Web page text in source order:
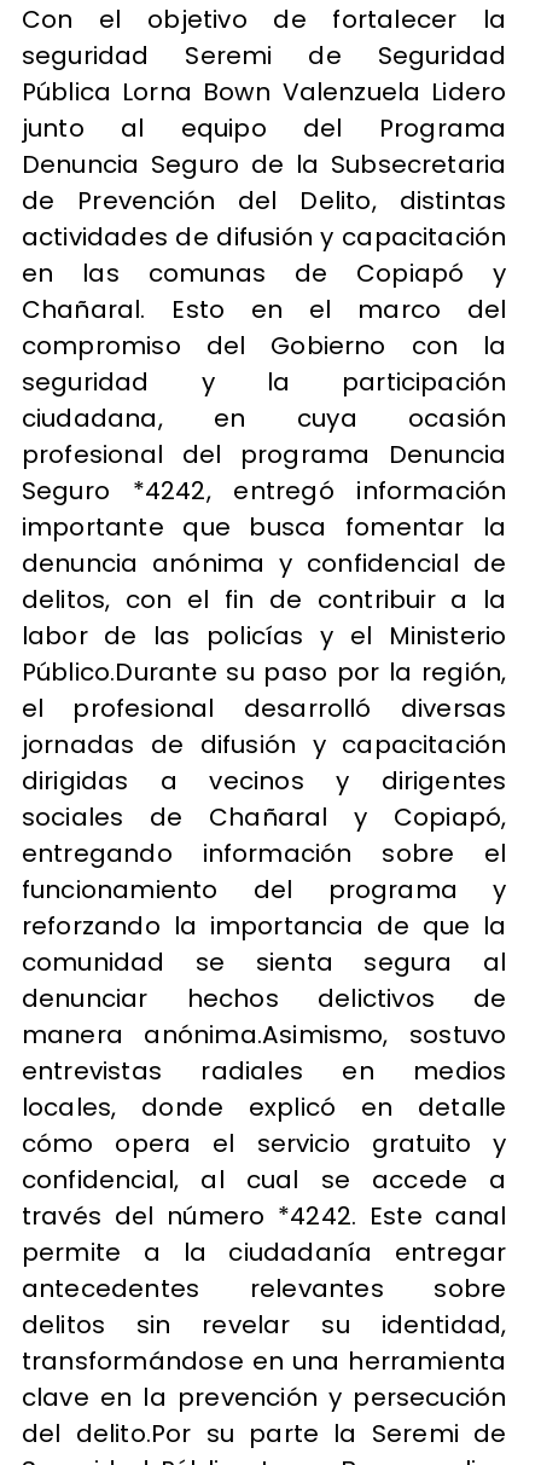
Con el objetivo de fortalecer la
seguridad Seremi de Seguridad
Pública Lorna Bown Valenzuela Lidero
junto al equipo del Programa
Denuncia Seguro de la Subsecretaria
de Prevención del Delito, distintas
actividades de difusión y capacitación
en las comunas de Copiapó y
Chañaral. Esto en el marco del
compromiso del Gobierno con la
seguridad y la participación
ciudadana, en cuya ocasión
profesional del programa Denuncia
Seguro *4242, entregó información
importante que busca fomentar la
denuncia anónima y confidencial de
delitos, con el fin de contribuir a la
labor de las policías y el Ministerio
Público.Durante su paso por la región,
el profesional desarrolló diversas
jornadas de difusión y capacitación
dirigidas a vecinos y dirigentes
sociales de Chañaral y Copiapó,
entregando información sobre el
funcionamiento del programa y
reforzando la importancia de que la
comunidad se sienta segura al
denunciar hechos delictivos de
manera anónima.Asimismo, sostuvo
entrevistas radiales en medios
locales, donde explicó en detalle
cómo opera el servicio gratuito y
confidencial, al cual se accede a
través del número *4242. Este canal
permite a la ciudadanía entregar
antecedentes relevantes sobre
delitos sin revelar su identidad,
transformándose en una herramienta
clave en la prevención y persecución
del delito.Por su parte la Seremi de